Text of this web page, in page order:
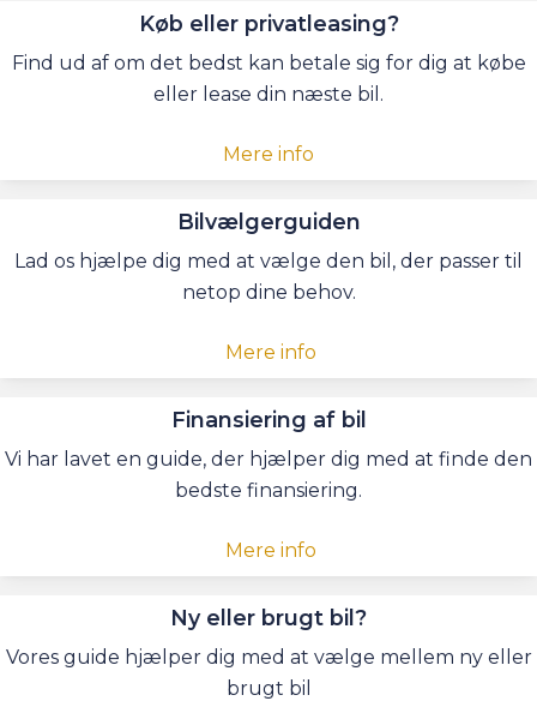
Køb eller privatleasing?
Find ud af om det bedst kan betale sig for dig at købe
eller lease din næste bil.
Mere info
Bilvælgerguiden
Lad os hjælpe dig med at vælge den bil, der passer til
netop dine behov.
Mere info
Finansiering af bil
Vi har lavet en guide, der hjælper dig med at finde den
bedste finansiering.
Mere info
Ny eller brugt bil?
Vores guide hjælper dig med at vælge mellem ny eller
brugt bil